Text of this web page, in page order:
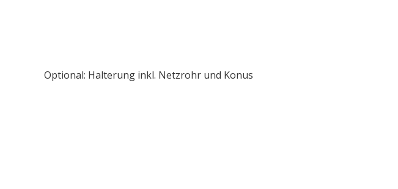
Optional: Halterung inkl. Netzrohr und Konus